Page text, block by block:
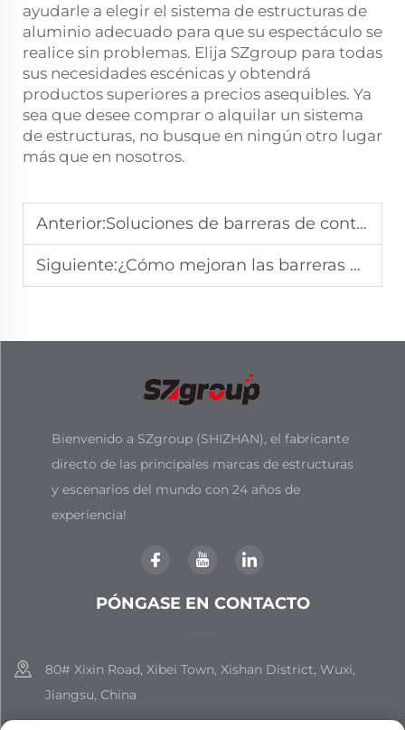
ayudarle a elegir el sistema de estructuras de
aluminio adecuado para que su espectáculo se
realice sin problemas. Elija SZgroup para todas
sus necesidades escénicas y obtendrá
productos superiores a precios asequibles. Ya
sea que desee comprar o alquilar un sistema
de estructuras, no busque en ningún otro lugar
más que en nosotros.
Anterior:Soluciones de barreras de control de multitudes para recintos grandes
Siguiente:¿Cómo mejoran las barreras de control de multitudes la gestión de seguridad en eventos?
Bienvenido a SZgroup (SHIZHAN), el fabricante
directo de las principales marcas de estructuras
y escenarios del mundo con 24 años de
experiencia!
PÓNGASE EN CONTACTO
80# Xixin Road, Xibei Town, Xishan District, Wuxi,
Jiangsu, China